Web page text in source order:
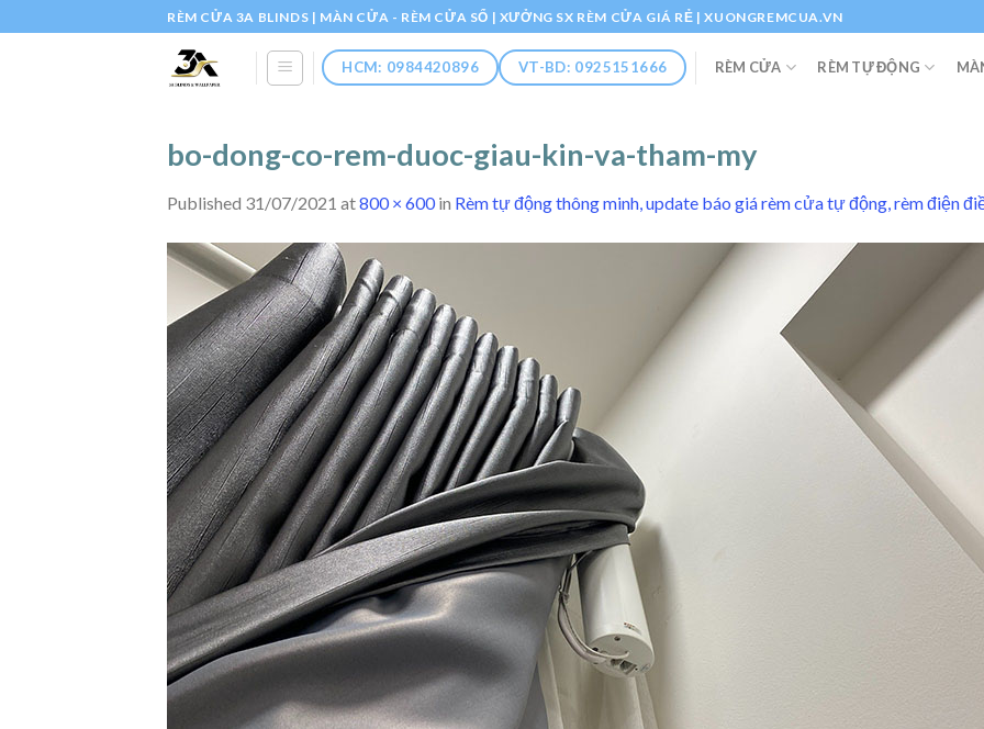
to
RÈM CỬA 3A BLINDS | MÀN CỬA - RÈM CỬA SỔ | XƯỞNG SX RÈM CỬA GIÁ RẺ | XUONGREMCUA.VN
HCM: 0984420896 VT-BD: 0925151666 RÈM CỬA RÈM TỰ ĐỘNG
bo-dong-co-rem-duoc-giau-kin-va-tham-my
Published 31/07/2021 at800 × 600in Rèm tự động thông minh, update báo giá rèm cửa tự động, rèm điện